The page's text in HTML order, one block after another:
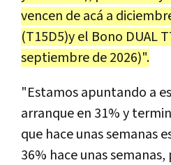
vencen de acá a
(T15D5)y el Bono DUAL
septiembre de 2026)".
"Estamos apuntando a
arranque en 31% y
que hace unas semanas
36% hace unas